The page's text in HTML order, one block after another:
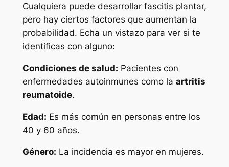
Cualquiera puede desarrollar fascitis plantar,
pero hay ciertos factores que aumentan la
probabilidad. Echa un vistazo para ver si te
identificas con alguno:
Condiciones de salud: Pacientes con
enfermedades autoinmunes como la artritis
reumatoide.
Edad: Es más común en personas entre los
40 y 60 años.
Género: La incidencia es mayor en mujeres.